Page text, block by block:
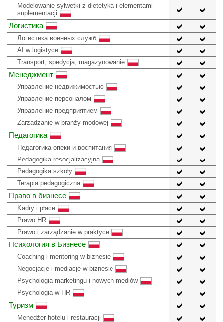
Modelowanie sylwetki z dietetyką i elementami
suplementacji
Логистика
Логистика военных служб
AI w logistyce
Transport, spedycja, magazynowanie
Менеджмент
Управление недвижимостью
Управление персоналом
Управление предприятием
Zarządzanie w branży modowej
Педагогика
Педагогика опеки и воспитания
Pedagogika resocjalizacyjna
Pedagogika szkoły
Terapia pedagogiczna
Право в бизнесе
Kadry i płace
Prawo HR
Prawo i zarządzanie w praktyce
Психология в Бизнесе
Coaching i mentoring w biznesie
Negocjacje i mediacje w biznesie
Psychologia marketingu i nowych mediów
Psychologia w HR
Туризм
Menedżer hotelu i restauracji